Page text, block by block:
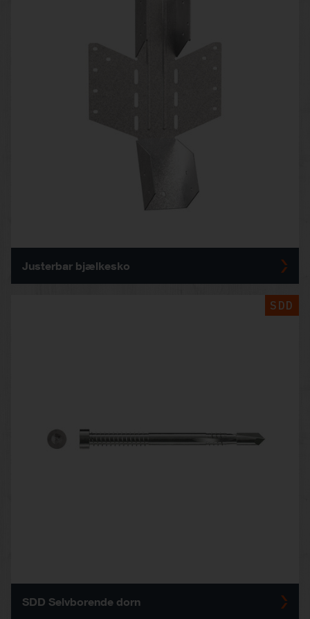
Justerbar bjælkesko
SDD
SDD Selvborende dorn